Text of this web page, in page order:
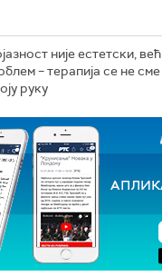
није естетски, већ
– терапија се не сме
руку